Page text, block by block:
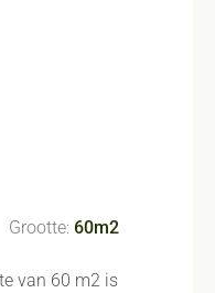
Grootte: 60m2
van 60 m2 is